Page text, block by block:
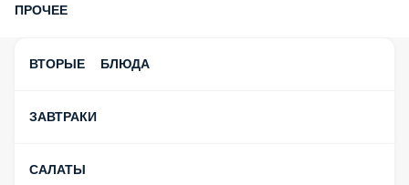
ПРОЧЕЕ
ВТОРЫЕ БЛЮДА
ЗАВТРАКИ
САЛАТЫ